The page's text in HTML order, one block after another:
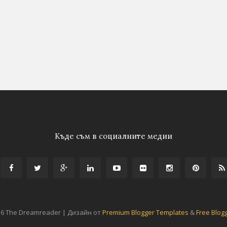
Къде съм в социалните медии
The Dreamreader | Дизайн отPremium Blogger Templates &Free